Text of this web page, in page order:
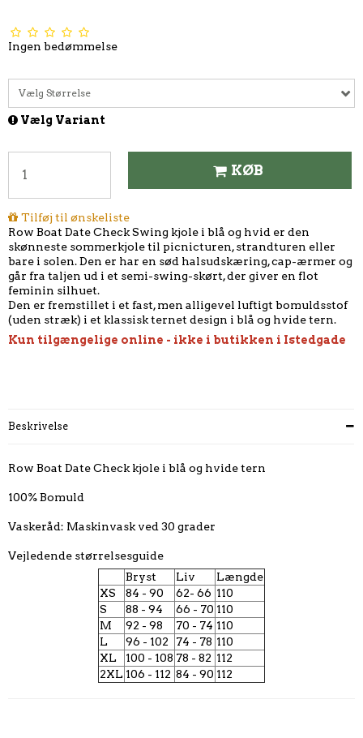
Ingen bedømmelse
Vælg Størrelse
Vælg Variant
KØB
Tilføj til ønskeliste
Row Boat Date Check Swing kjole i blå og hvid er den
skønneste sommerkjole til picnicturen, strandturen eller
bare i solen. Den er har en sød halsudskæring, cap-ærmer og
går fra taljen ud i et semi-swing-skørt, der giver en flot
feminin silhuet.
Den er fremstillet i et fast, men alligevel luftigt bomuldsstof
(uden stræk) i et klassisk ternet design i blå og hvide tern.
Kun tilgængelige online - ikke i butikken i Istedgade
Beskrivelse
Row Boat Date Check kjole i blå og hvide tern
100% Bomuld
Vaskeråd: Maskinvask ved 30 grader
Vejledende størrelsesguide
Bryst
Liv
Længde
XS
84 - 90 62- 66 110
S
88 - 94 66 - 70 110
M
92 - 98 70 - 74 110
L
96 - 102 74 - 78 110
XL
100 - 108 78 - 82 112
2XL 106 - 112 84 - 90 112